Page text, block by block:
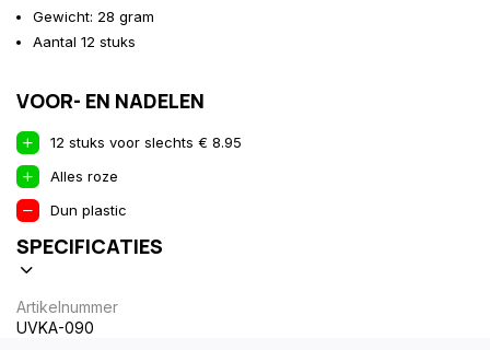
Gewicht: 28 gram
Aantal 12 stuks
VOOR- EN NADELEN
12 stuks voor slechts € 8.95
Alles roze
Dun plastic
SPECIFICATIES
Artikelnummer
UVKA-090